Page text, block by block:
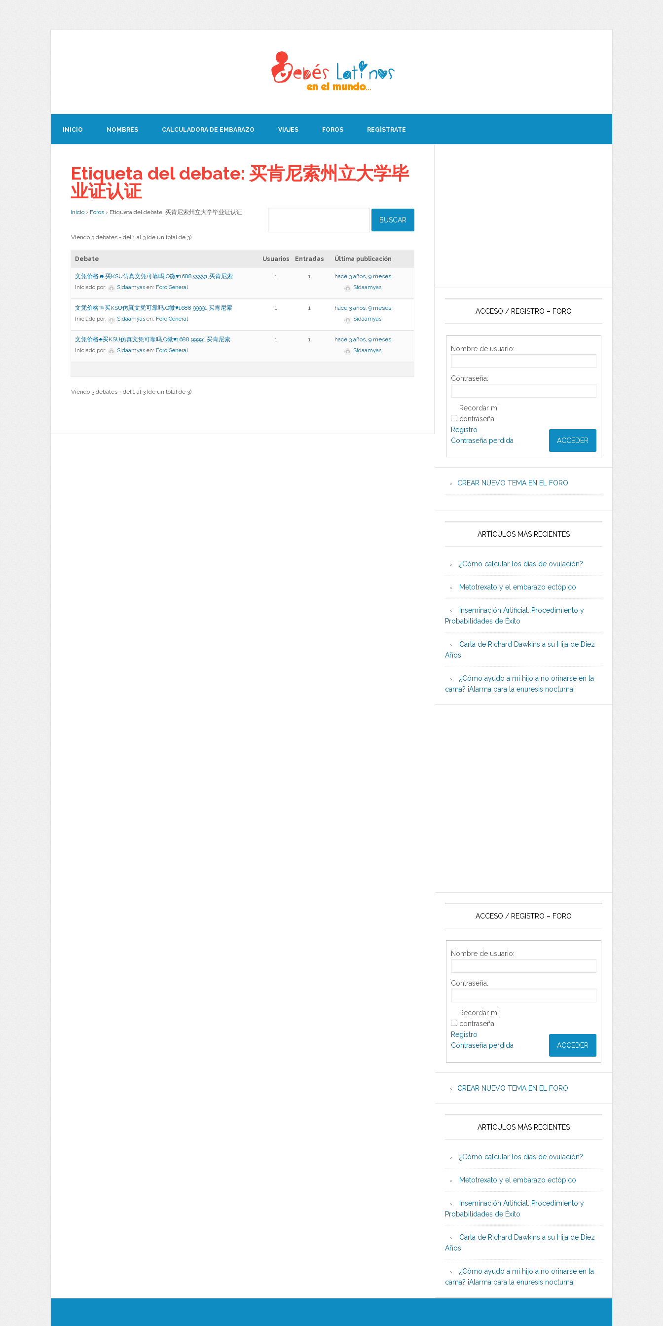
INICIO NOMBRES CALCULADORA DE EMBARAZO VIAJES FOROS REGÍSTRATE
Etiqueta del debate: 买肯尼索州立大学毕
业证认证
Inicio › Foros › Etiqueta del debate: 买肯尼索州立大学毕业证认证
Viendo 3 debates - del 1 al 3 (de un total de 3)
Debate Usuarios Entradas Última publicación
文凭价格☻买KSU仿真文凭可靠吗,Q微♥1688 99991,买肯尼索
Iniciado por: Sidaamyas en: Foro General
1 1 hace 3 años, 9 meses
Sidaamyas
文凭价格☜买KSU仿真文凭可靠吗,Q微♥1688 99991,买肯尼索
Iniciado por: Sidaamyas en: Foro General
1 1 hace 3 años, 9 meses
Sidaamyas
文凭价格♣买KSU仿真文凭可靠吗,Q微♥1688 99991,买肯尼索
Iniciado por: Sidaamyas en: Foro General
1 1 hace 3 años, 9 meses
Sidaamyas
Viendo 3 debates - del 1 al 3 (de un total de 3)
ACCESO / REGISTRO – FORO
Nombre de usuario:
Contraseña:
Recordar mi
contraseña
ACCEDER
Registro
Contraseña perdida
CREAR NUEVO TEMA EN EL FORO
ARTÍCULOS MÁS RECIENTES
¿Cómo calcular los días de ovulación?
Metotrexato y el embarazo ectópico
Inseminación Artificial: Procedimiento y
Probabilidades de Éxito
Carta de Richard Dawkins a su Hija de Diez
Años
¿Cómo ayudo a mi hijo a no orinarse en la
cama? ¡Alarma para la enuresis nocturna!
ACCESO / REGISTRO – FORO
Nombre de usuario:
Contraseña:
Recordar mi
contraseña
ACCEDER
Registro
Contraseña perdida
CREAR NUEVO TEMA EN EL FORO
ARTÍCULOS MÁS RECIENTES
¿Cómo calcular los días de ovulación?
Metotrexato y el embarazo ectópico
Inseminación Artificial: Procedimiento y
Probabilidades de Éxito
Carta de Richard Dawkins a su Hija de Diez
Años
¿Cómo ayudo a mi hijo a no orinarse en la
cama? ¡Alarma para la enuresis nocturna!